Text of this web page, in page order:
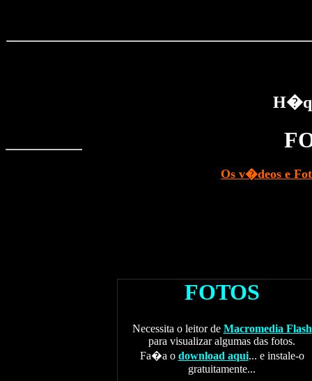
Os v�deos e
FOTOS
Necessita o leitor de Macromedia Flash
para visualizar algumas das fotos.
Fa�a o download aqui... e instale-o
gratuitamente...